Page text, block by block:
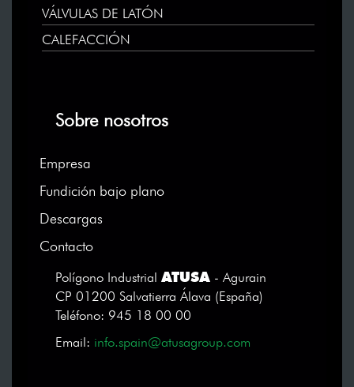
VÁLVULAS DE LATÓN
CALEFACCIÓN
Sobre nosotros
Empresa
Fundición bajo plano
Descargas
Contacto
Polígono Industrial ATUSA
- Agurain
CP 01200 Salvatierra Álava (España)
Teléfono: 945 18 00 00
Email: info.spain@atusagroup.com